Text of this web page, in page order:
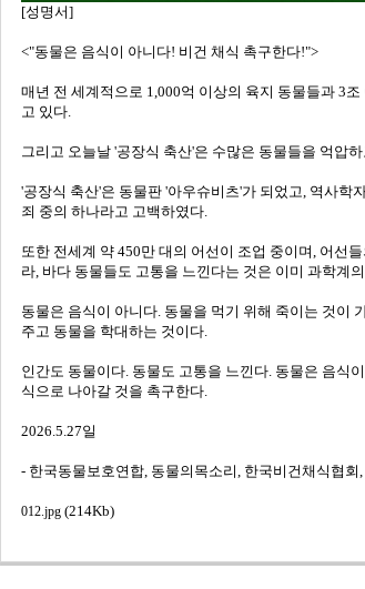
[성명서]
<"동물은 음식이 아니다! 비건 채식 촉구한다!">
매년 전 세계적으로 1,000억 이상의 육지 동물들과 3
고 있다.
그리고 오늘날 '공장식 축산'은 수많은 동물들을 억압
'공장식 축산'은 동물판 '아우슈비츠'가 되었고, 역사학
죄 중의 하나라고 고백하였다.
또한 전세계 약 450만 대의 어선이 조업 중이며, 어선
라, 바다 동물들도 고통을 느낀다는 것은 이미 과학계
동물은 음식이 아니다. 동물을 먹기 위해 죽이는 것이
주고 동물을 학대하는 것이다.
인간도 동물이다. 동물도 고통을 느낀다. 동물은 음식
식으로 나아갈 것을 촉구한다.
2026.5.27일
- 한국동물보호연합, 동물의목소리, 한국비건채식협
012.jpg (214Kb)